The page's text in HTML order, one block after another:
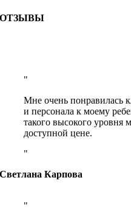
ОТЗЫВЫ
Мне очень понравилась
и персонала к моему
такого высокого уровня
доступной цене.
Светлана Карпова